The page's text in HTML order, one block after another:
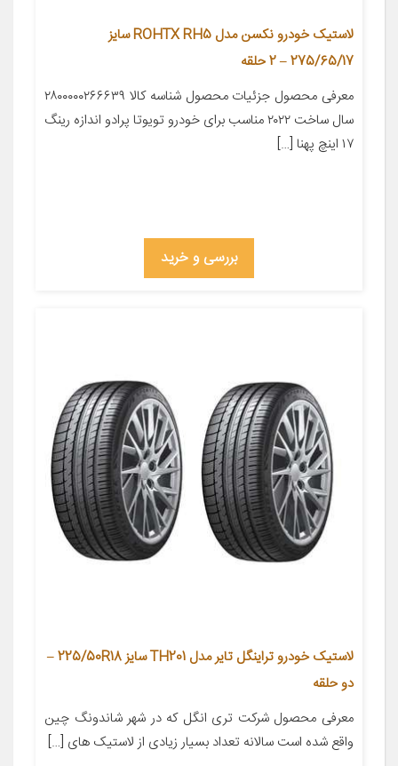
لاستیک خودرو نکسن مدل ROHTX RH5 سایز
275/65/17 – 2 حلقه
معرفی محصول جزئیات محصول شناسه کالا ۲۸۰۰۰۰۰۲۶۶۶۳۹
سال ساخت ۲۰۲۲ مناسب برای خودرو تویوتا پرادو اندازه رینگ
۱۷ اینچ پهنا […]
بررسی و خرید
لاستیک خودرو تراینگل تایر مدل TH201 سایز 225/50R18 –
دو حلقه
معرفی محصول شرکت تری انگل که در شهر شاندونگ چین
واقع شده است سالانه تعداد بسیار زیادی از لاستیک های […]